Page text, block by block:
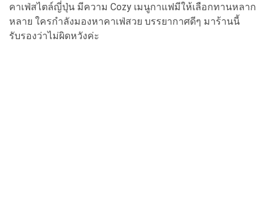
คาเฟ่สไตล์ญี่ปุ่น มีความ Cozy เมนูกาแฟมีให้เลือกทานหลาก
หลาย ใครกำลังมองหาคาเฟ่สวย บรรยากาศดีๆ มาร้านนี้
รับรองว่าไม่ผิดหวังค่ะ